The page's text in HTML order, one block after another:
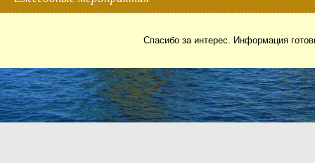
Спасибо за интерес. Информация